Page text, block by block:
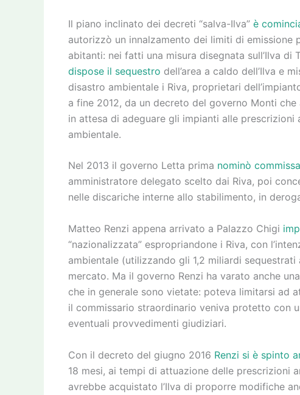
Il piano inclinato dei decreti “salva-Ilva” è
autorizzò un innalzamento dei limiti di
abitanti: nei fatti una misura disegnata sull’Ilva di
dispose il sequestro dell’area a caldo dell’Ilva e
disastro ambientale i Riva, proprietari
a fine 2012, da un decreto del governo Monti
in attesa di adeguare gli impianti alle prescrizioni
ambientale.
Nel 2013 il governo Letta prima nominò
amministratore delegato scelto dai Riva, poi
nelle discariche interne allo stabilimento, in
Matteo Renzi appena arrivato a Palazzo Chigi
“nazionalizzata” espropriandone i Riva, con
ambientale (utilizzando gli 1,2 miliardi
mercato. Ma il governo Renzi ha varato anche
che in generale sono vietate: poteva limitarsi ad
il commissario straordinario veniva protetto con
eventuali provvedimenti giudiziari.
Con il decreto del giugno 2016 Renzi si è spinto
18 mesi, ai tempi di attuazione delle prescrizioni
avrebbe acquistato l’Ilva di proporre modifiche